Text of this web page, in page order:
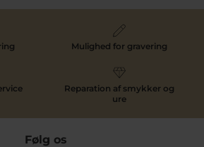
Mulighed for gravering
Reparation af smykker og
ure
Følg os